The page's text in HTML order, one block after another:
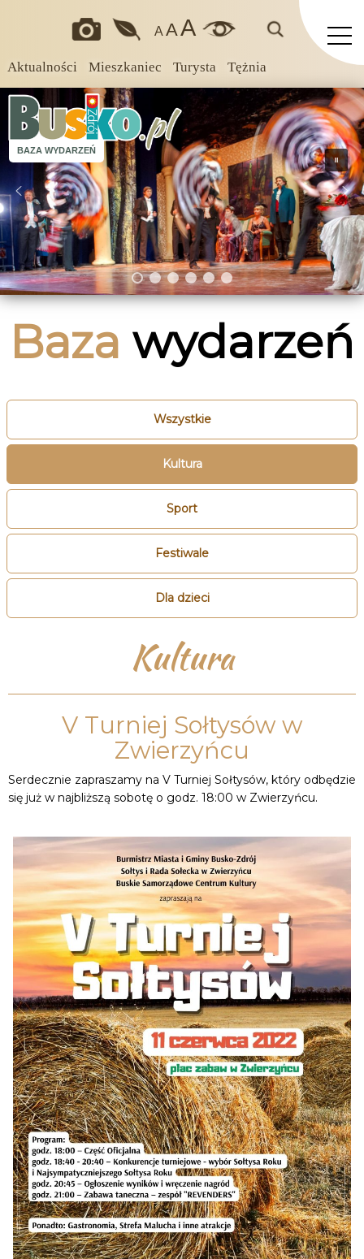
Aktualności Mieszkaniec Turysta Tężnia
A AA
BAZA WYDARZEŃ
Baza wydarzeń
Wszystkie
Kultura
Sport
Festiwale
Dla dzieci
Kultura
V Turniej Sołtysów w
Zwierzyńcu
Serdecznie zapraszamy na V Turniej Sołtysów, który odbędzie
się już w najbliższą sobotę o godz. 18:00 w Zwierzyńcu.